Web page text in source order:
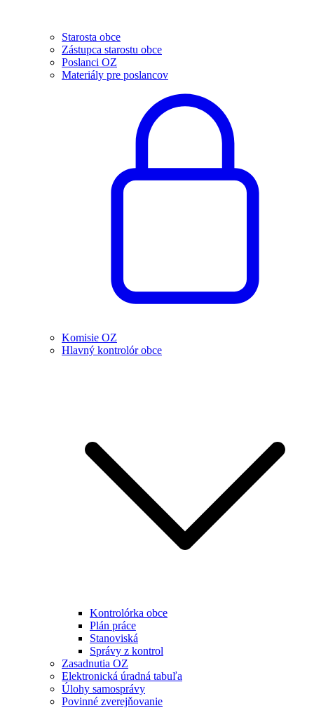
Starosta obce
Zástupca starostu obce
Poslanci OZ
Materiály pre poslancov
Komisie OZ
Hlavný kontrolór obce
Kontrolórka obce
Plán práce
Stanoviská
Správy z kontrol
Zasadnutia OZ
Elektronická úradná tabuľa
Úlohy samosprávy
Povinné zverejňovanie